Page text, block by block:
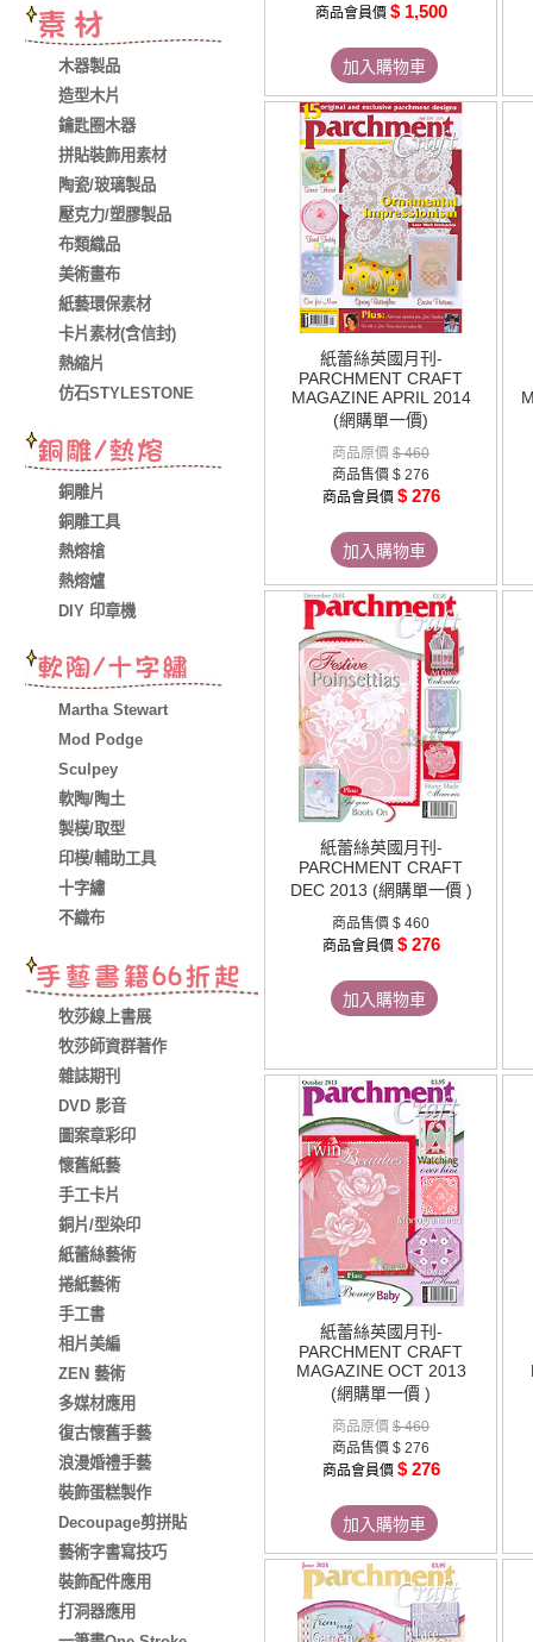
木器製品
造型木片
鑰匙圈木器
拼貼裝飾用素材
陶瓷/玻璃製品
壓克力/塑膠製品
布類織品
美術畫布
紙藝環保素材
卡片素材(含信封)
熱縮片
仿石STYLESTONE
銅雕片
銅雕工具
熱熔槍
熱熔爐
DIY 印章機
Martha Stewart
Mod Podge
Sculpey
軟陶/陶土
製模/取型
印模/輔助工具
十字繡
不織布
牧莎線上書展
牧莎師資群著作
雜誌期刊
DVD 影音
圖案章彩印
懷舊紙藝
手工卡片
銅片/型染印
紙蕾絲藝術
捲紙藝術
手工書
相片美編
ZEN 藝術
多媒材應用
復古懷舊手藝
浪漫婚禮手藝
裝飾蛋糕製作
Decoupage剪拼貼
藝術字書寫技巧
裝飾配件應用
打洞器應用
商品會員價 $ 1,500
加入購物車
紙蕾絲英國月刊-
PARCHMENT CRAFT
MAGAZINE APRIL 2014
(網購單一價)
商品原價 $ 460
商品售價 $ 276
商品會員價 $ 276
加入購物車
紙蕾絲英國月刊-
PARCHMENT CRAFT
DEC 2013 (網購單一價 )
商品售價 $ 460
商品會員價 $ 276
加入購物車
紙蕾絲英國月刊-
PARCHMENT CRAFT
MAGAZINE OCT 2013
(網購單一價 )
商品原價 $ 460
商品售價 $ 276
商品會員價 $ 276
加入購物車